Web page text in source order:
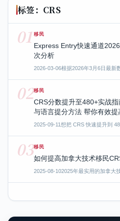
标签：CRS
01 移民
Express Entry快速通道
次分析
2026-03-06根据2026年3月6日最新
02移民
CRS分数提升至480+实战
与语言提分方法 帮你有效
2025-09-11想把 CRS 快速提升到
03移民
如何提高加拿大技术移民
2025-08-102025年最实用的加拿大